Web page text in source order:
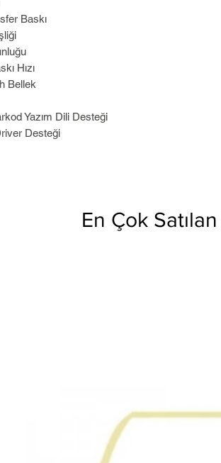
Baskı
Hızı
Bellek
Yazım Dili Desteği
Desteği
En Çok